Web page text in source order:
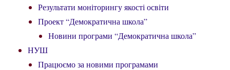
Результати моніторингу якості освіти
Проект “Демократична школа”
Новини програми “Демократична школа”
НУШ
Працюємо за новими програмами